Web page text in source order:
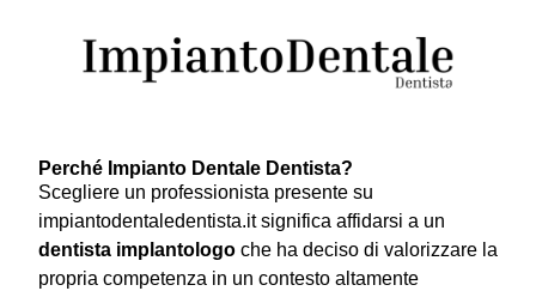
Perché Impianto Dentale Dentista?
Scegliere un professionista presente su
impiantodentaledentista.it significa affidarsi a un
dentista implantologo che ha deciso di valorizzare la
propria competenza in un contesto altamente